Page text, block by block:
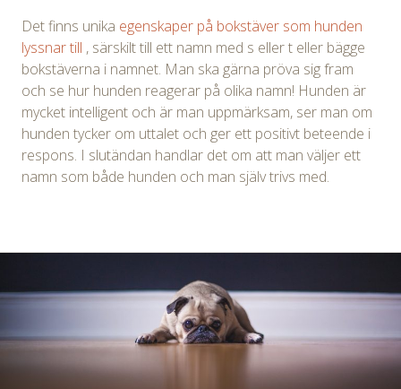
Det finns unika egenskaper på bokstäver som hunden
lyssnar till , särskilt till ett namn med s eller t eller bägge
bokstäverna i namnet. Man ska gärna pröva sig fram
och se hur hunden reagerar på olika namn! Hunden är
mycket intelligent och är man uppmärksam, ser man om
hunden tycker om uttalet och ger ett positivt beteende i
respons. I slutändan handlar det om att man väljer ett
namn som både hunden och man själv trivs med.